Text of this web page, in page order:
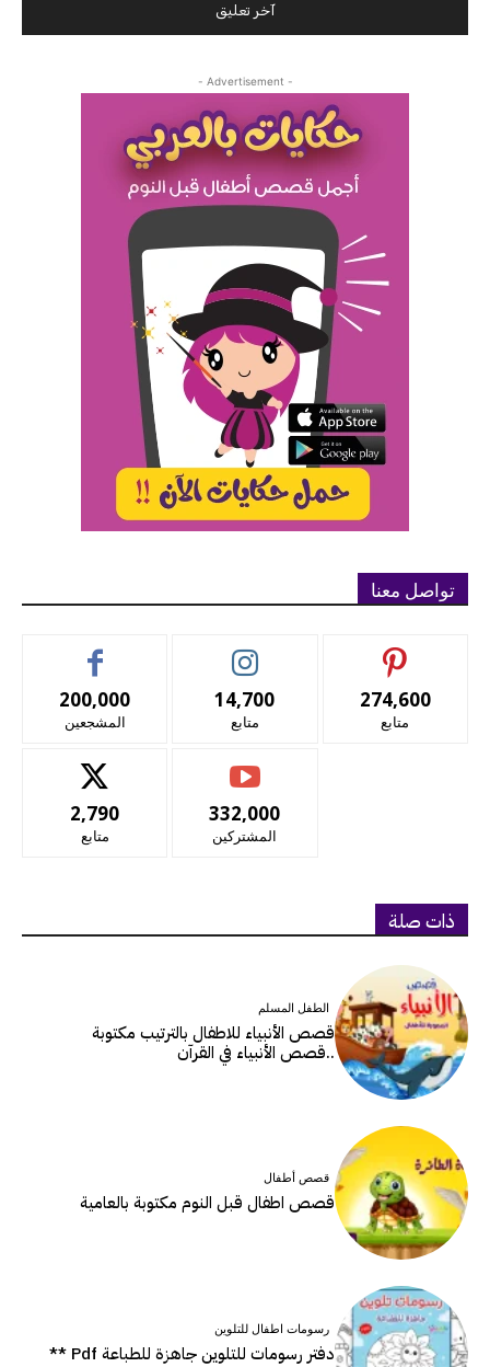
- Advertisement -
تواصل معنا
200,000
المشجعين
14,700
متابع
274,600
متابع
2,790
متابع
332,000
المشتركين
ذات صلة
الطفل المسلم
قصص الأنبياء للاطفال بالترتيب مكتوبة
..قصص الأنبياء في القرآن
قصص أطفال
قصص اطفال قبل النوم مكتوبة بالعامية
رسومات اطفال للتلوين
دفتر رسومات للتلوين جاهزة للطباعة Pdf **